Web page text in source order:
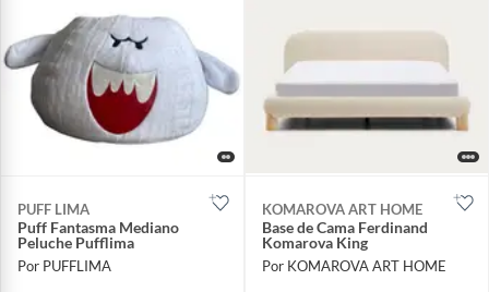
PUFF LIMA
Puff Fantasma Mediano
Peluche Pufflima
Por PUFFLIMA
KOMAROVA ART HOME
Base de Cama Ferdinand
Komarova King
Por KOMAROVA ART HOME